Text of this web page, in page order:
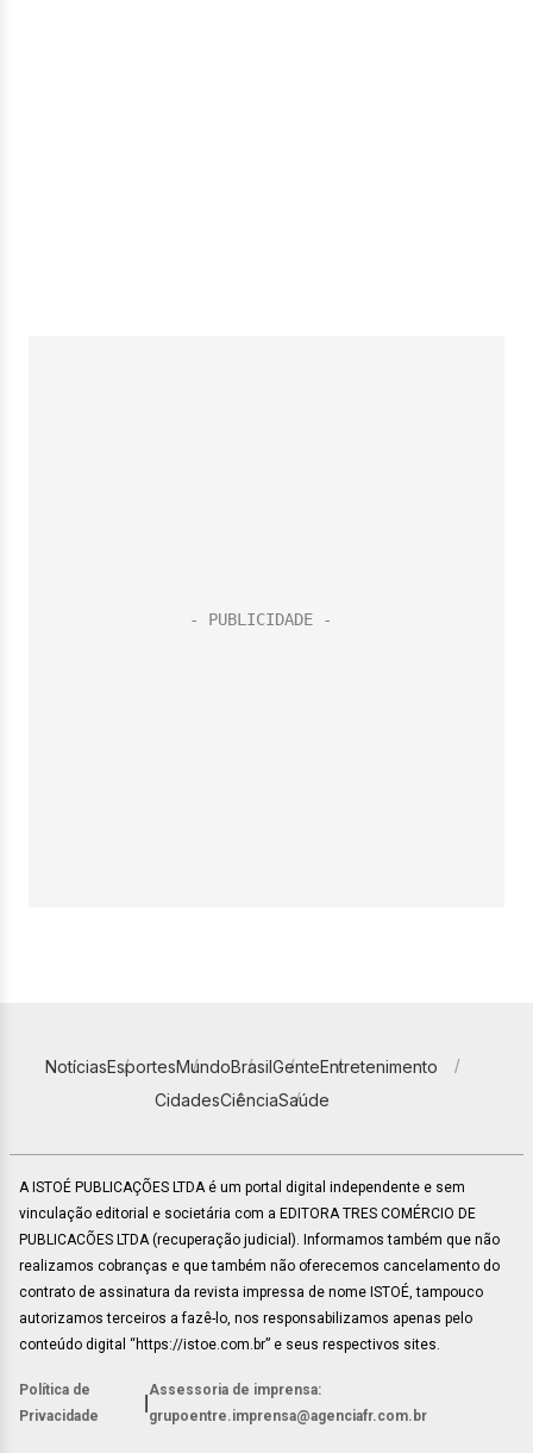
NotíciasEsportesMundoBrasilGenteEntretenimento
CidadesCiênciaSaúde
A ISTOÉ PUBLICAÇÕES LTDA é um portal digital independente e sem
vinculação editorial e societária com a EDITORA TRES COMÉRCIO DE
PUBLICACÕES LTDA (recuperação judicial). Informamos também que não
realizamos cobranças e que também não oferecemos cancelamento do
contrato de assinatura da revista impressa de nome ISTOÉ, tampouco
autorizamos terceiros a fazê-lo, nos responsabilizamos apenas pelo
conteúdo digital “https://istoe.com.br” e seus respectivos sites.
Política de
Privacidade
Assessoria de imprensa:
grupoentre.imprensa@agenciafr.com.br